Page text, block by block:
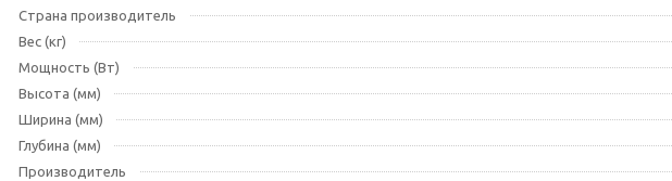
Страна производитель
Вес (кг)
Мощность (Вт)
Высота (мм)
Ширина (мм)
Глубина (мм)
Производитель